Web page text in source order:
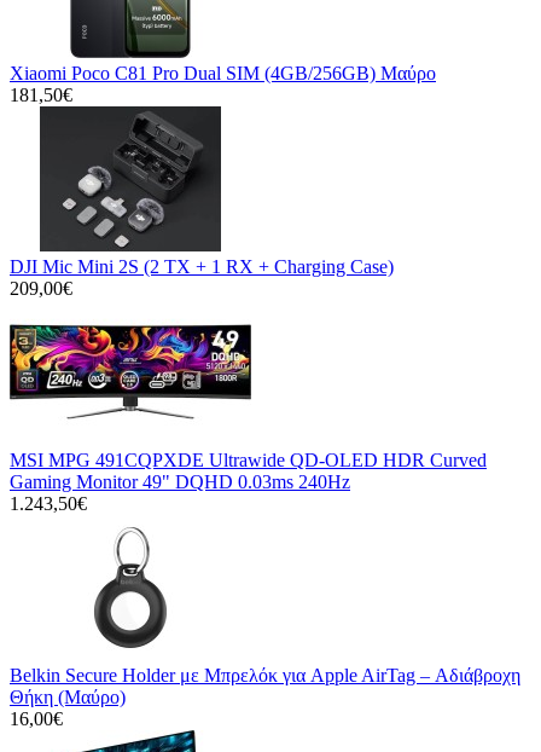
Xiaomi Poco C81 Pro Dual SIM (4GB/256GB) Μαύρο
181,50€
DJI Mic Mini 2S (2 TX + 1 RX + Charging Case)
209,00€
MSI MPG 491CQPXDE Ultrawide QD-OLED HDR Curved
Gaming Monitor 49" DQHD 0.03ms 240Hz
1.243,50€
Belkin Secure Holder με Μπρελόκ για Apple AirTag – Αδιάβροχη
Θήκη (Μαύρο)
16,00€